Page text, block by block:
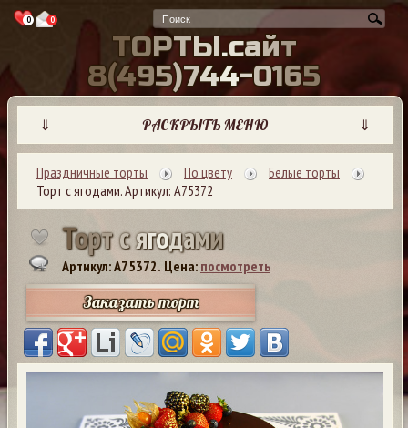
0 0
ТОРТЫ.сайт
8(495)744-0165
⇓ РАСКРЫТЬ МЕНЮ ⇓
Праздничные торты По цвету
Белые торты
Торт с ягодами. Артикул: А75372
Тортсягодами
Артикул: A75372. Цена: посмотреть
Заказать торт